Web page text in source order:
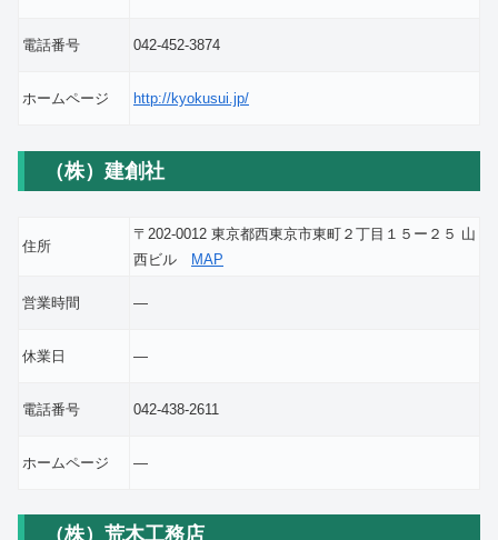
電話番号 042-452-3874
ホームページ http://kyokusui.jp/
（株）建創社
住所
〒202-0012 東京都西東京市東町２丁目１５ー２５ 山
西ビル
MAP
営業時間 ―
休業日 ―
電話番号 042-438-2611
ホームページ ―
（株）荒木工務店